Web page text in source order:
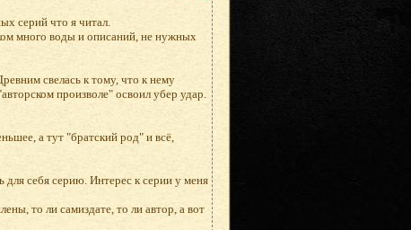
серий что я читал.
много воды и описаний, не нужных
свелась к тому, что к нему
произволе" освоил убер удар.
а тут "братский род" и всё,
себя серию. Интерес к серии у меня
то ли самиздате, то ли автор, а вот